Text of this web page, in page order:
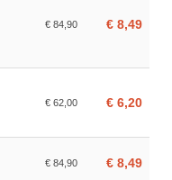
€ 84,90 € 8,49
€ 62,00 € 6,20
€ 84,90 € 8,49